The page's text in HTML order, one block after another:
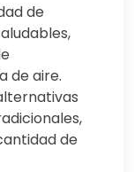
de
de aire.
de